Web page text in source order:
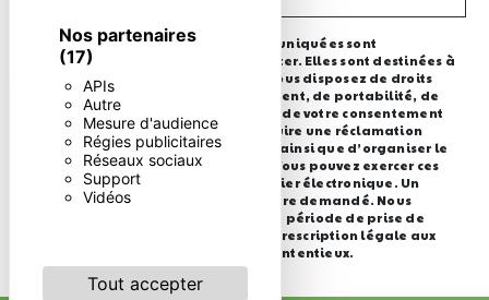
Nos partenaires
(17)
APIs
Autre
Mesure d'audience
Régies publicitaires
Réseaux sociaux
Support
Vidéos
Tout accepter
** Les données personnelles communiquées sont
nécessaires aux fins de vous contacter. Elles sont destinées à
l'entreprise et ses sous-traitants. Vous disposez de droits
d’accès, de rectification, d’effacement, de portabilité, de
limitation, d’opposition, de retrait de votre consentement
à tout moment et du droit d’introduire une réclamation
auprès d’une autorité de contrôle, ainsi que d’organiser le
sort de vos données post-mortem. Vous pouvez exercer ces
droits par voie postale ou par courrier électronique. Un
justificatif d'identité pourra vous être demandé. Nous
conservons vos données pendant la période de prise de
contact puis pendant la durée de prescription légale aux
fins probatoire et de gestion des contentieux.